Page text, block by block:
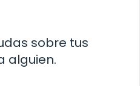
sobre tus
alguien.